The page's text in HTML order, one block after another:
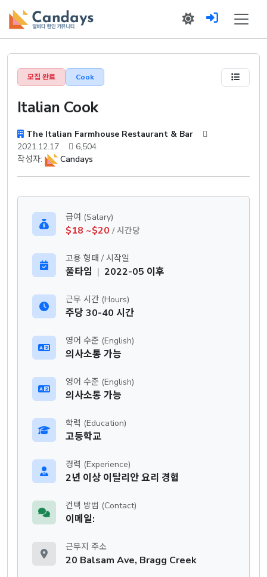
모집 완료 Cook
Italian Cook
The Italian Farmhouse Restaurant & Bar
2021.12.17
6,504
작성자:
Candays
급여 (Salary)
$18 ~$20 / 시간당
고용 형태 / 시작일
풀타임 | 2022-05 이후
근무 시간 (Hours)
주당 30-40 시간
영어 수준 (English)
의사소통 가능
영어 수준 (English)
의사소통 가능
학력 (Education)
고등학교
경력 (Experience)
2년 이상 이탈리안 요리 경험
컨택 방법 (Contact)
이메일:
근무지 주소
20 Balsam Ave, Bragg Creek